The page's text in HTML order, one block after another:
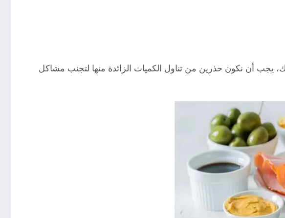
يجب أن نكون حذرين من تناول الكميات الزائدة منها لتجنب مشاكل